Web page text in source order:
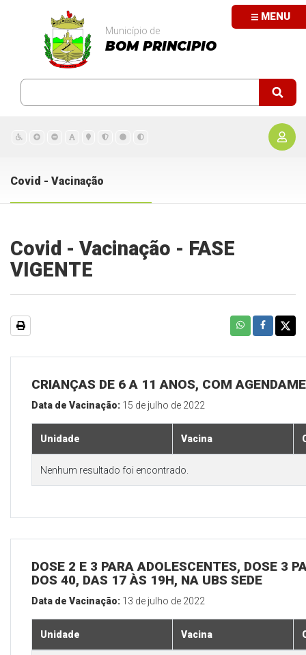
MENU
Município de
BOM PRINCIPIO
Covid - Vacinação
Covid - Vacinação - FASE
VIGENTE
CRIANÇAS DE 6 A 11 ANOS, COM
Data de Vacinação: 15 de julho de 2022
Unidade Vacina
Nenhum resultado foi encontrado.
DOSE 2 E 3 PARA ADOLESCENTES, DOSE 3
DOS 40, DAS 17 ÀS 19H, NA UBS SEDE
Data de Vacinação: 13 de julho de 2022
Unidade Vacina